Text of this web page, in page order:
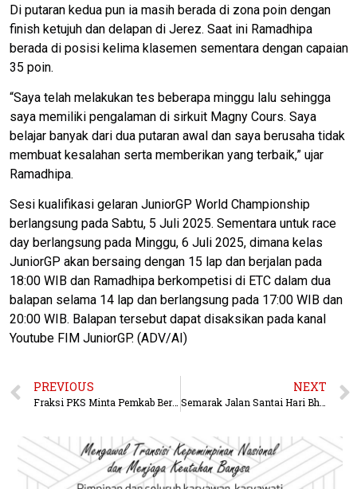
Di putaran kedua pun ia masih berada di zona poin dengan
finish ketujuh dan delapan di Jerez. Saat ini Ramadhipa
berada di posisi kelima klasemen sementara dengan capaian
35 poin.
“Saya telah melakukan tes beberapa minggu lalu sehingga
saya memiliki pengalaman di sirkuit Magny Cours. Saya
belajar banyak dari dua putaran awal dan saya berusaha tidak
membuat kesalahan serta memberikan yang terbaik,” ujar
Ramadhipa.
Sesi kualifikasi gelaran JuniorGP World Championship
berlangsung pada Sabtu, 5 Juli 2025. Sementara untuk race
day berlangsung pada Minggu, 6 Juli 2025, dimana kelas
JuniorGP akan bersaing dengan 15 lap dan berjalan pada
18:00 WIB dan Ramadhipa berkompetisi di ETC dalam dua
balapan selama 14 lap dan berlangsung pada 17:00 WIB dan
20:00 WIB. Balapan tersebut dapat disaksikan pada kanal
Youtube FIM JuniorGP. (ADV/AI)
PREVIOUS
Fraksi PKS Minta Pemkab Berau Fokus ke Sektor Perkebunan dan Pariwisata
NEXT